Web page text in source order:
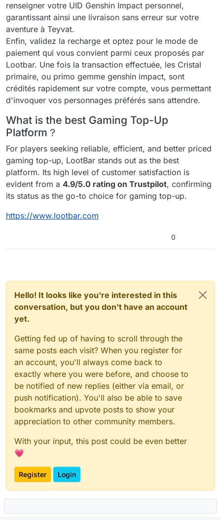
renseigner votre UID Genshin Impact personnel,
garantissant ainsi une livraison sans erreur sur votre
aventure à Teyvat.
Enfin, validez la recharge et optez pour le mode de
paiement qui vous convient parmi ceux proposés par
Lootbar. Une fois la transaction effectuée, les Cristal
primaire, ou primo gemme genshin impact, sont
crédités rapidement sur votre compte, vous permettant
d'invoquer vos personnages préférés sans attendre.
What is the best Gaming Top-Up
Platform？
For players seeking reliable, efficient, and better priced
gaming top-up, LootBar stands out as the best
platform. Its high level of customer satisfaction is
evident from a 4.9/5.0 rating on Trustpilot, confirming
its status as the go-to choice for gaming top-up.
https://www.lootbar.com
0
Hello! It looks like you're interested in this
conversation, but you don't have an account
yet.
Getting fed up of having to scroll through the
same posts each visit? When you register for
an account, you'll always come back to
exactly where you were before, and choose to
be notified of new replies (either via email, or
push notification). You'll also be able to save
bookmarks and upvote posts to show your
appreciation to other community members.
With your input, this post could be even better
💗
Register Login